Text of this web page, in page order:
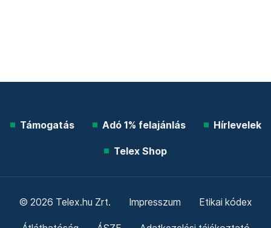
Támogatás Adó 1% felajánlás Hírlevelek
Telex Shop
© 2026 Telex.hu Zrt. Impresszum Etikai kódex